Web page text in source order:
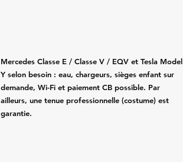
Mercedes Classe E / Classe V / EQV et Tesla Model
Y selon besoin : eau, chargeurs, sièges enfant sur
demande, Wi-Fi et paiement CB possible. Par
ailleurs, une tenue professionnelle (costume) est
garantie.